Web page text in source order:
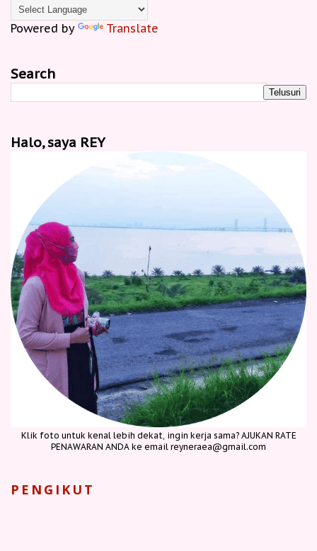
Powered by Translate
Search
Halo, saya REY
Klik foto untuk kenal lebih dekat, ingin kerja sama? AJUKAN RATE
PENAWARAN ANDA ke email reyneraea@gmail.com
PENGIKUT